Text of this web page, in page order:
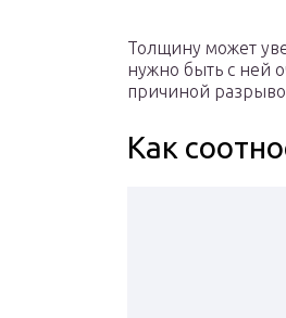
Толщину может
нужно быть с ней
причиной
Как